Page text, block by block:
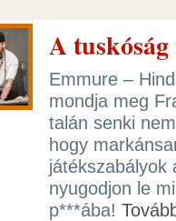
A
Emmure –
mondja meg
talán senki
hogy
játékszabályok
nyugodjon le
p***ába!